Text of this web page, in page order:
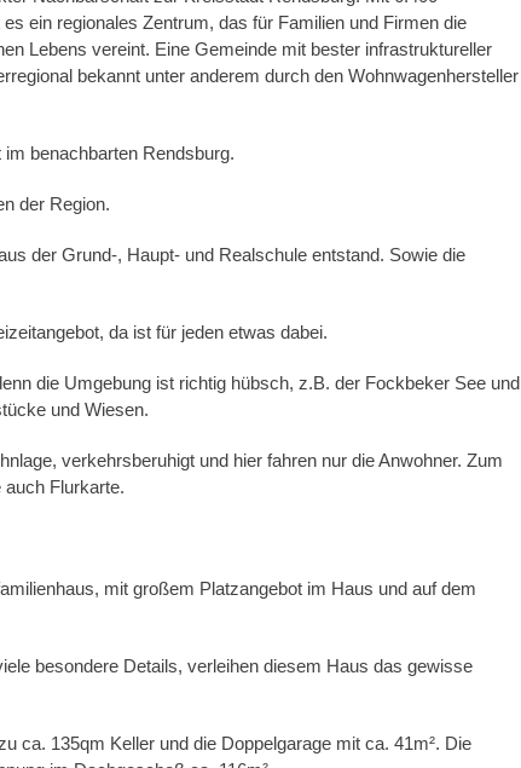
ein regionales Zentrum, das für Familien und Firmen die
Lebens vereint. Eine Gemeinde mit bester infrastruktureller
bekannt unter anderem durch den Wohnwagenhersteller
benachbarten Rendsburg.
der Region.
der Grund-, Haupt- und Realschule entstand. Sowie die
da ist für jeden etwas dabei.
die Umgebung ist richtig hübsch, z.B. der Fockbeker See und
und Wiesen.
verkehrsberuhigt und hier fahren nur die Anwohner. Zum
Flurkarte.
mit großem Platzangebot im Haus und auf dem
besondere Details, verleihen diesem Haus das gewisse
ca. 135qm Keller und die Doppelgarage mit ca. 41m². Die